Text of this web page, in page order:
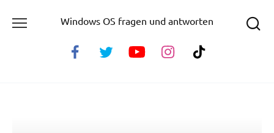
Windows OS fragen und antworten